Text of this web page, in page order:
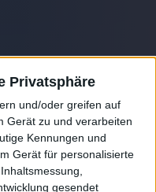
Privatsphäre
und/oder greifen auf
Gerät zu und verarbeiten
Kennungen und
Gerät für personalisierte
gesendet